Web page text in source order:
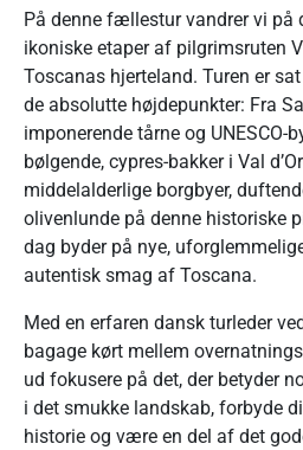
På denne fællestur vandrer vi på
ikoniske etaper af pilgrimsruten
Toscanas hjerteland. Turen er
de absolutte højdepunkter: Fra
imponerende tårne og UNESCO-
bølgende, cypres-bakker i Val
middelalderlige borgbyer,
olivenlunde på denne historiske
dag byder på nye,
autentisk smag af Toscana.
Med en erfaren dansk turleder
bagage kørt mellem
ud fokusere på det, der betyder
i det smukke landskab, forbyde
historie og være en del af det